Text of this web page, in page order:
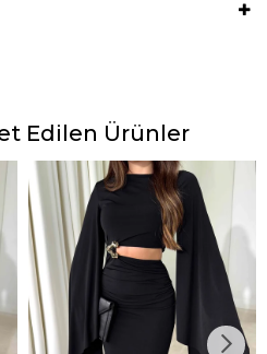
Edilen Ürünler